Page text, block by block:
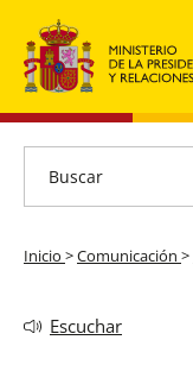
Inicio >Comunicación >
Escuchar